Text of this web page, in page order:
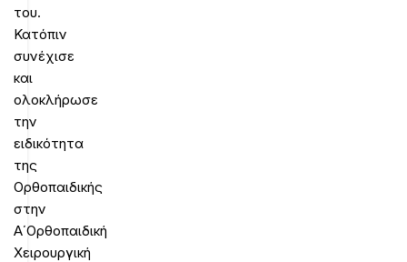
του.
Κατόπιν
συνέχισε
και
ολοκλήρωσε
την
ειδικότητα
της
Ορθοπαιδικής
στην
Α΄Ορθοπαιδική
Χειρουργική